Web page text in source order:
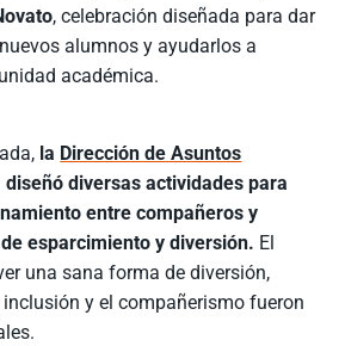
, celebración diseñada para dar
alumnos y ayudarlos a
académica.
la Dirección de Asuntos
diseñó diversas actividades para
entre compañeros y
esparcimiento y diversión. El
una sana forma de diversión,
inclusión y el compañerismo fueron